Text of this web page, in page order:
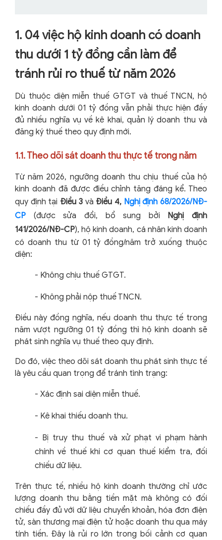
1. 04 việc hộ kinh doanh có doanh
thu dưới 1 tỷ đồng cần làm để
tránh rủi ro thuế từ năm 2026
Dù thuộc diện miễn thuế GTGT và thuế TNCN, hộ
kinh doanh dưới 01 tỷ đồng vẫn phải thực hiện đầy
đủ nhiều nghĩa vụ về kê khai, quản lý doanh thu và
đăng ký thuế theo quy định mới.
1.1. Theo dõi sát doanh thu thực tế trong năm
Từ năm 2026, ngưỡng doanh thu chịu thuế của hộ
kinh doanh đã được điều chỉnh tăng đáng kể. Theo
quy định tại Điều 3và Điều 4, Nghị định 68/2026/NĐ-
CP (được sửa đổi, bổ sung bởi Nghị định
141/2026/NĐ-CP), hộ kinh doanh, cá nhân kinh doanh
có doanh thu từ 01 tỷ đồng/năm trở xuống thuộc
diện:
- Không chịu thuế GTGT.
- Không phải nộp thuế TNCN.
Điều này đồng nghĩa, nếu doanh thu thực tế trong
năm vượt ngưỡng 01 tỷ đồng thì hộ kinh doanh sẽ
phát sinh nghĩa vụ thuế theo quy định.
Do đó, việc theo dõi sát doanh thu phát sinh thực tế
là yêu cầu quan trọng để tránh tình trạng:
- Xác định sai diện miễn thuế.
- Kê khai thiếu doanh thu.
- Bị truy thu thuế và xử phạt vi phạm hành
chính về thuế khi cơ quan thuế kiểm tra, đối
chiếu dữ liệu.
Trên thực tế, nhiều hộ kinh doanh thường chỉ ước
lượng doanh thu bằng tiền mặt mà không có đối
chiếu đầy đủ với dữ liệu chuyển khoản, hóa đơn điện
tử, sàn thương mại điện tử hoặc doanh thu qua máy
tính tiền. Đây là rủi ro lớn trong bối cảnh cơ quan